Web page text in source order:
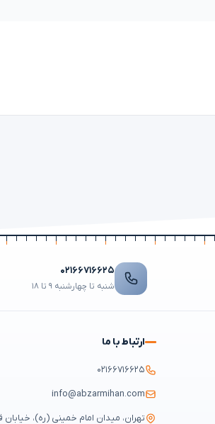
۰۲۱۶۶۷۱۶۶۲۵
شنبه تا چهارشنبه ۹ تا ۱۸
ارتباط با ما
۰۲۱۶۶۷۱۶۶۲۵
info@abzarmihan.com
تهران، میدان امام خمینی (ره)، خیابان